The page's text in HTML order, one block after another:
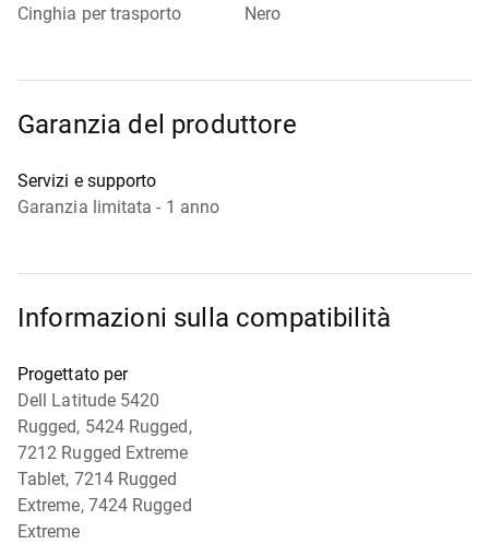
Cinghia per trasporto
Nero
Garanzia del produttore
Servizi e supporto
Garanzia limitata - 1 anno
Informazioni sulla compatibilità
Progettato per
Dell Latitude 5420
Rugged, 5424 Rugged,
7212 Rugged Extreme
Tablet, 7214 Rugged
Extreme, 7424 Rugged
Extreme